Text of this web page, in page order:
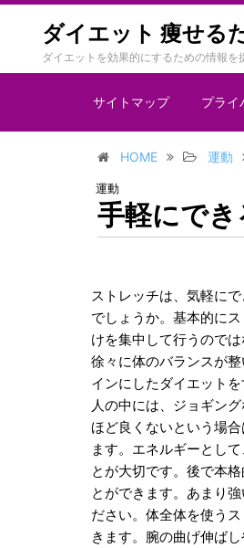
ダイエット 痩せる
ダイエットを効果的にするための情報を
サイトマップ プライ
HOME 運動
運動
手軽にで
ストレッチは、気軽に
でしょうか。基本的に
けを集中して行うのでは
徐々に体のバランスが
インにしたダイエット
人の中には、ジョギン
ほど良くないという場
ます。エネルギーとし
とが大切です。後で本
とができます。あまり
ださい。体全体を使う
きます。腕の曲げ伸ば